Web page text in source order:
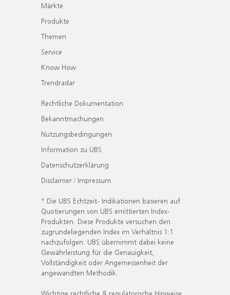
Märkte
Produkte
Themen
Service
Know How
Trendradar
Rechtliche Dokumentation
Bekanntmachungen
Nutzungsbedingungen
Information zu UBS
Datenschutzerklärung
Disclaimer / Impressum
* Die UBS Echtzeit- Indikationen basieren auf
Quotierungen von UBS emittierten Index-
Produkten. Diese Produkte versuchen den
zugrundeliegenden Index im Verhältnis 1:1
nachzufolgen. UBS übernimmt dabei keine
Gewährleistung für die Genauigkeit,
Vollständigkeit oder Angemessenheit der
angewandten Methodik.